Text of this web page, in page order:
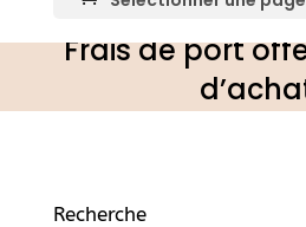
Frais de port
Recherche